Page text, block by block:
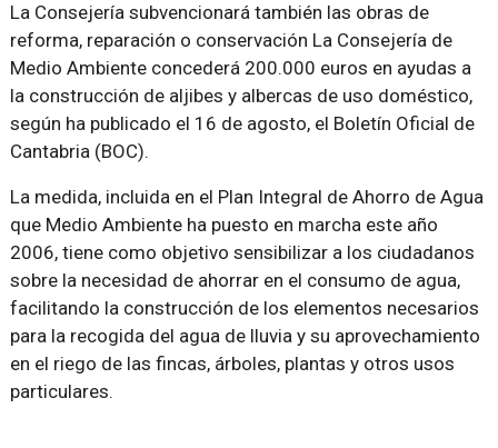
La Consejería subvencionará también las obras de
reforma, reparación o conservación La Consejería de
Medio Ambiente concederá 200.000 euros en ayudas a
la construcción de aljibes y albercas de uso doméstico,
según ha publicado el 16 de agosto, el Boletín Oficial de
Cantabria (BOC).
La medida, incluida en el Plan Integral de Ahorro de Agua
que Medio Ambiente ha puesto en marcha este año
2006, tiene como objetivo sensibilizar a los ciudadanos
sobre la necesidad de ahorrar en el consumo de agua,
facilitando la construcción de los elementos necesarios
para la recogida del agua de lluvia y su aprovechamiento
en el riego de las fincas, árboles, plantas y otros usos
particulares.